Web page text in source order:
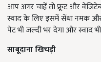
आप अगर चाहें तो फ्रूट और
स्वाद के लिए इसमें सेंधा नमक और
पेट भी जल्दी भर देगा और स्वाद
साबूदानाखिचड़ी